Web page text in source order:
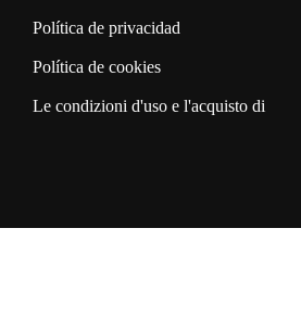
Política de privacidad
Política de cookies
Le condizioni d'uso e l'acquisto di